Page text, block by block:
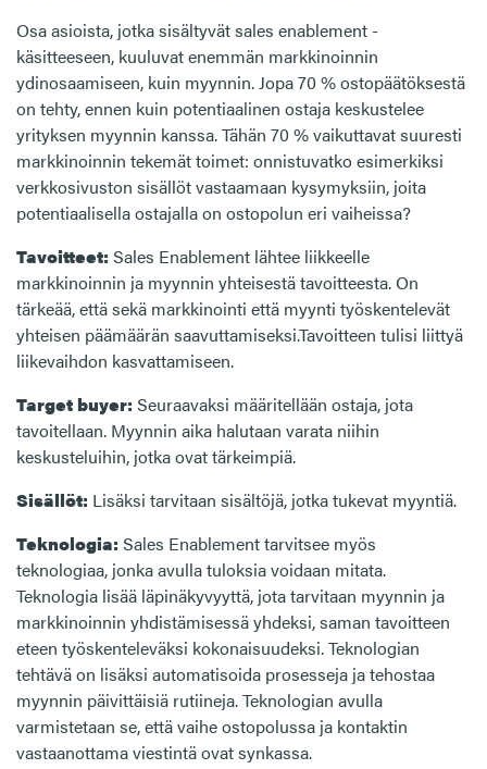
Osa asioista, jotka sisältyvät sales enablement -
käsitteeseen, kuuluvat enemmän markkinoinnin
ydinosaamiseen, kuin myynnin. Jopa 70 % ostopäätöksestä
on tehty, ennen kuin potentiaalinen ostaja keskustelee
yrityksen myynnin kanssa. Tähän 70 % vaikuttavat suuresti
markkinoinnin tekemät toimet: onnistuvatko esimerkiksi
verkkosivuston sisällöt vastaamaan kysymyksiin, joita
potentiaalisella ostajalla on ostopolun eri vaiheissa?
Tavoitteet: Sales Enablement lähtee liikkeelle
markkinoinnin ja myynnin yhteisestä tavoitteesta. On
tärkeää, että sekä markkinointi että myynti työskentelevät
yhteisen päämäärän saavuttamiseksi.Tavoitteen tulisi liittyä
liikevaihdon kasvattamiseen.
Target buyer: Seuraavaksi määritellään ostaja, jota
tavoitellaan. Myynnin aika halutaan varata niihin
keskusteluihin, jotka ovat tärkeimpiä.
Sisällöt: Lisäksi tarvitaan sisältöjä, jotka tukevat myyntiä.
Teknologia: Sales Enablement tarvitsee myös
teknologiaa, jonka avulla tuloksia voidaan mitata.
Teknologia lisää läpinäkyvyyttä, jota tarvitaan myynnin ja
markkinoinnin yhdistämisessä yhdeksi, saman tavoitteen
eteen työskenteleväksi kokonaisuudeksi. Teknologian
tehtävä on lisäksi automatisoida prosesseja ja tehostaa
myynnin päivittäisiä rutiineja. Teknologian avulla
varmistetaan se, että vaihe ostopolussa ja kontaktin
vastaanottama viestintä ovat synkassa.